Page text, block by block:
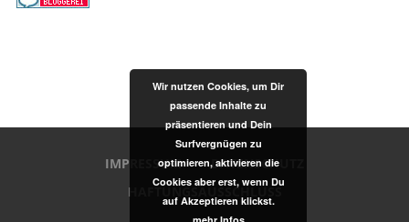
IMPRESSUM
DATENSCHUTZ
HAFTUNGSAUSSCHLUSS
Wir nutzen Cookies, um Dir
passende Inhalte zu
präsentieren und Dein
Surfvergnügen zu
optimieren, aktivieren die
Cookies aber erst, wenn Du
auf Akzeptieren klickst.